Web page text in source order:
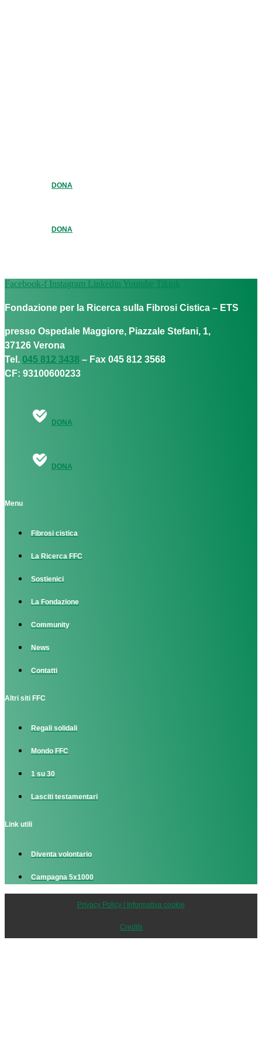
DONA
DONA
Facebook-f Instagram Linkedin Youtube Tiktok
Fondazione per la Ricerca sulla Fibrosi Cistica – ETS
presso Ospedale Maggiore, Piazzale Stefani, 1,
37126 Verona
Tel. 045 812 3438 – Fax 045 812 3568
CF: 93100600233
DONA
DONA
Menu
Fibrosi cistica
La Ricerca FFC
Sostienici
La Fondazione
Community
News
Contatti
Altri siti FFC
Regali solidali
Mondo FFC
1 su 30
Lasciti testamentari
Link utili
Diventa volontario
Campagna 5x1000
Privacy Policy | Informativa cookie
Credits